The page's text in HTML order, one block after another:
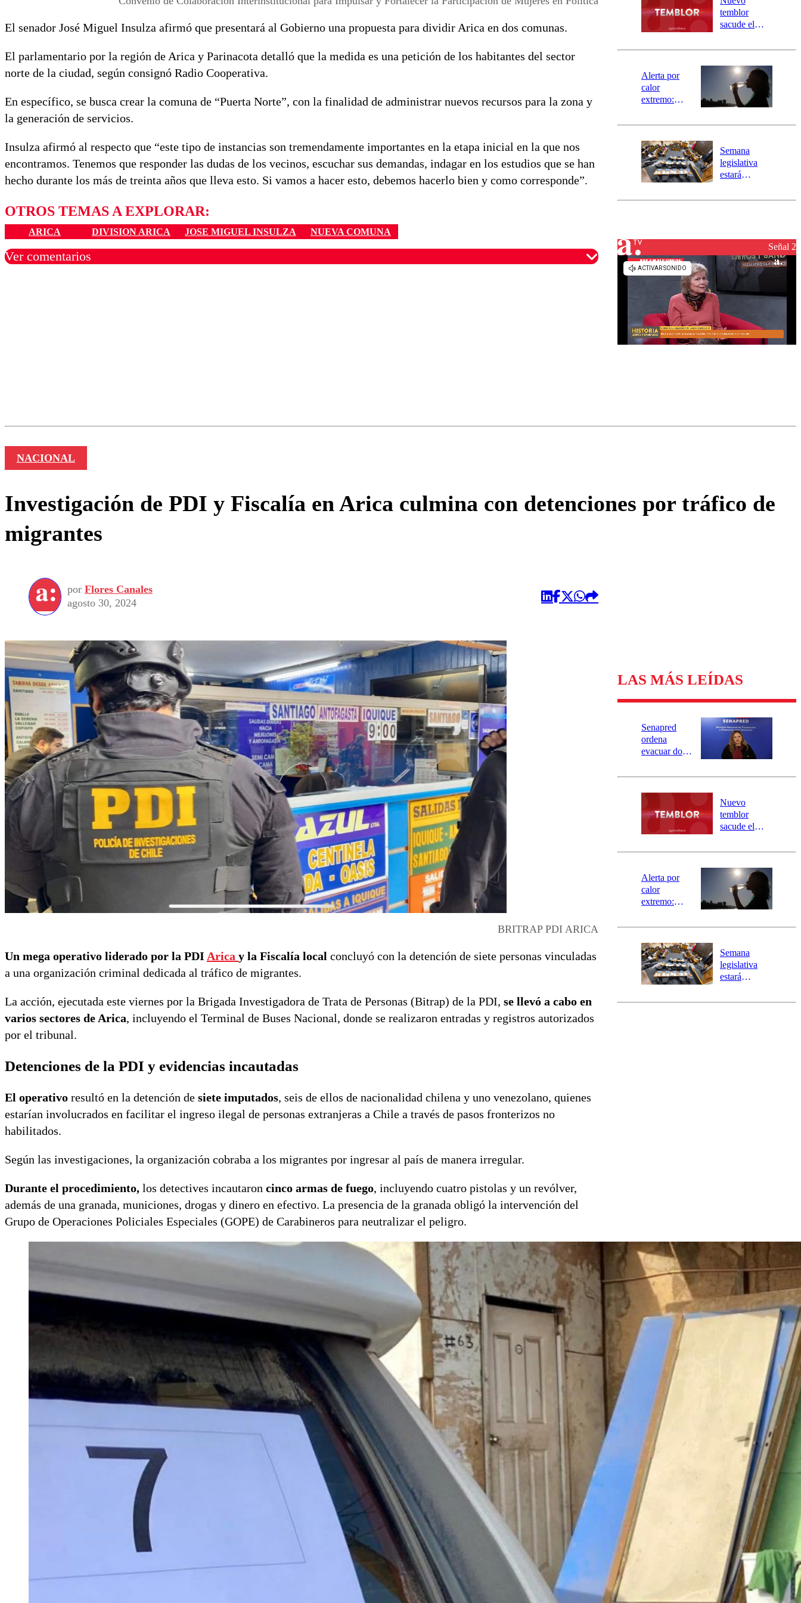
El senador José Miguel Insulza afirmó que presentará al Gobierno una propuesta para dividir Arica en dos comunas.
El parlamentario por la región de Arica y Parinacota detalló que la medida es una petición de los habitantes del sector
norte de la ciudad, según consignó Radio Cooperativa.
En específico, se busca crear la comuna de “Puerta Norte”, con la finalidad de administrar nuevos recursos para la zona y
la generación de servicios.
Insulza afirmó al respecto que “este tipo de instancias son tremendamente importantes en la etapa inicial en la que nos
encontramos. Tenemos que responder las dudas de los vecinos, escuchar sus demandas, indagar en los estudios que se han
hecho durante los más de treinta años que lleva esto. Si vamos a hacer esto, debemos hacerlo bien y como corresponde”.
OTROS TEMAS A EXPLORAR:
ARICA DIVISION ARICA JOSE MIGUEL INSULZA NUEVA COMUNA
Ver comentarios
activa
mensajería
SAE
temblor
sacude el
revisa la
epicentro
Alerta por
calor
extremo:
activa Alerta
Preventiva en
tres comunas
Semana
legislativa
estará
el fin de la
reconstrucciónSeñal 2
NACIONAL
Investigación de PDI y Fiscalía en Arica culmina con detenciones por tráfico de
migrantes
por Flores Canales
agosto 30, 2024
BRITRAP PDI ARICA
Un mega operativo liderado por la PDI Arica y la Fiscalía local concluyó con la detención de siete personas vinculadas
a una organización criminal dedicada al tráfico de migrantes.
La acción, ejecutada este viernes por la Brigada Investigadora de Trata de Personas (Bitrap) de la PDI, se llevó a cabo en
varios sectores de Arica, incluyendo el Terminal de Buses Nacional, donde se realizaron entradas y registros autorizados
por el tribunal.
Detenciones de la PDI y evidencias incautadas
El operativo resultó en la detención de siete imputados, seis de ellos de nacionalidad chilena y uno venezolano, quienes
estarían involucrados en facilitar el ingreso ilegal de personas extranjeras a Chile a través de pasos fronterizos no
habilitados.
Según las investigaciones, la organización cobraba a los migrantes por ingresar al país de manera irregular.
Durante el procedimiento, los detectives incautaron cinco armas de fuego, incluyendo cuatro pistolas y un revólver,
además de una granada, municiones, drogas y dinero en efectivo. La presencia de la granada obligó la intervención del
Grupo de Operaciones Policiales Especiales (GOPE) de Carabineros para neutralizar el peligro.
LAS MÁS LEÍDAS
Senapred
ordena
evacuar dos
Carahue por
río Damas:
activa
mensajería
SAE
Nuevo
temblor
sacude el
revisa la
epicentro
Alerta por
calor
extremo:
activa Alerta
Preventiva en
tres comunas
Semana
legislativa
estará
el fin de la